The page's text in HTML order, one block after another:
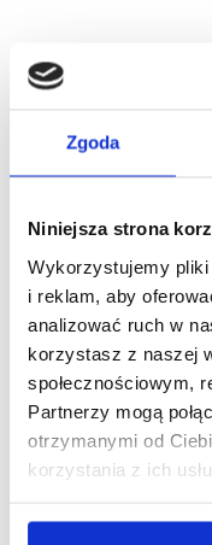
Zgoda
Niniejsza strona
Wykorzystujemy
i reklam, aby
analizować ruch w
korzystasz z naszej
społecznościowym,
Partnerzy mogą
otrzymanymi od
korzystania z ich
Opis
Brit
Grain-
Low Fat
kotów ze
układu
Twój kot ma
w wyniku
Veterinary Diets